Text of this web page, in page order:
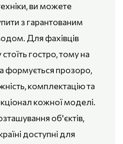
ви можете
з гарантованим
Для фахівців
гостро, тому на
формується прозоро,
комплектацію та
кожної моделі.
об'єктів,
доступні для